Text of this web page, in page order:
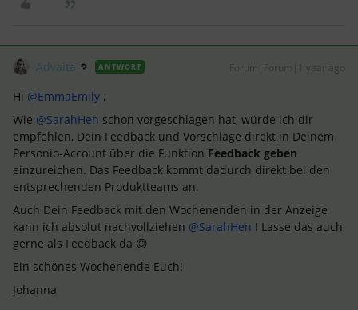
Advaita ANTWORT
Hi ​ @EmmaEmily ,
Wie ​ @SarahHen schon vorgeschlagen hat, würde ich dir
empfehlen, Dein Feedback und Vorschläge direkt in Deinem
Personio-Account über die Funktion Feedback geben
einzureichen. Das Feedback kommt dadurch direkt bei den
entsprechenden Produktteams an.
Auch Dein Feedback mit den Wochenenden in der Anzeige
kann ich absolut nachvollziehen ​ @SarahHen ! Lasse das auch
gerne als Feedback da 😊
Ein schönes Wochenende Euch!
Johanna